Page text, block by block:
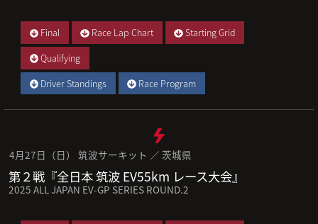
Final Race Lap Chart
Starting Grid
Qualifying
Driver Standings
Race Program
4月27日（日） 筑波サーキット ／ 茨城県
第２戦『全日本 筑波 EV55km レース大会』
2025 ALL JAPAN EV-GP SERIES ROUND.2